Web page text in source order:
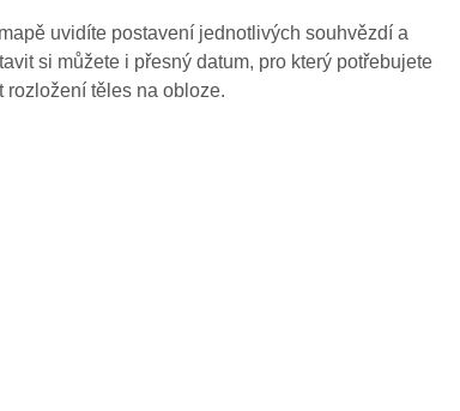
uvidíte postavení jednotlivých souhvězdí a
si můžete i přesný datum, pro který potřebujete
rozložení těles na obloze.